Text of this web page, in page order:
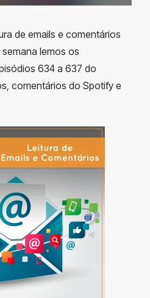
de emails e comentários
lemos os
634 a 637 do
comentários do Spotify e